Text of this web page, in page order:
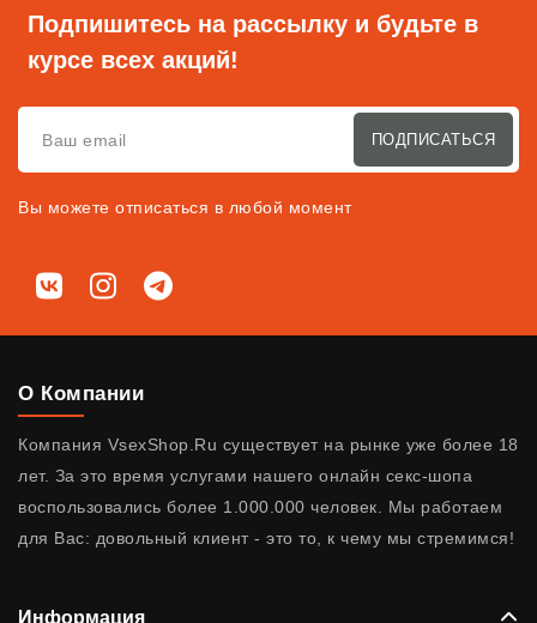
Подпишитесь на рассылку и будьте в
курсе всех акций!
ПОДПИСАТЬСЯ
Вы можете отписаться в любой момент
Мы в соц. сетях
ВКонтактеInstagramTelegram
О Компании
Компания VsexShop.Ru существует на рынке уже более 18
лет. За это время услугами нашего онлайн секс-шопа
воспользовались более 1.000.000 человек. Мы работаем
для Вас: довольный клиент - это то, к чему мы стремимся!
Информация